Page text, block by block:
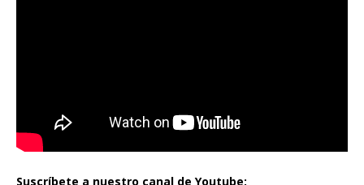
Suscríbete a nuestro canal de Youtube: